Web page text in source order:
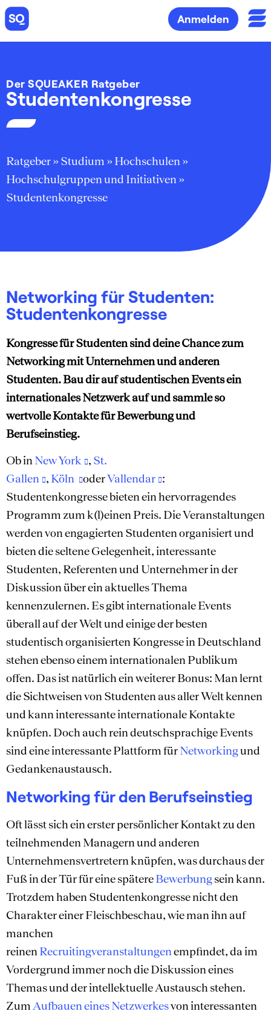
Anmelden
Der SQUEAKER Ratgeber
Studentenkongresse
Ratgeber»Studium »Hochschulen »
Hochschulgruppen und Initiativen »
Studentenkongresse
Networking für Studenten:
Studentenkongresse
Kongresse für Studenten sind deine Chance zum
Networking mit Unternehmen und anderen
Studenten. Bau dir auf studentischen Events ein
internationales Netzwerk auf und sammle so
wertvolle Kontakte für Bewerbung und
Berufseinstieg.
Ob in New York , St.
Gallen , Köln oderVallendar :
Studentenkongresse bieten ein hervorragendes
Programm zum k(l)einen Preis. Die Veranstaltungen
werden von engagierten Studenten organisiert und
bieten die seltene Gelegenheit, interessante
Studenten, Referenten und Unternehmer in der
Diskussion über ein aktuelles Thema
kennenzulernen. Es gibt internationale Events
überall auf der Welt und einige der besten
studentisch organisierten Kongresse in Deutschland
stehen ebenso einem internationalen Publikum
offen. Das ist natürlich ein weiterer Bonus: Man lernt
die Sichtweisen von Studenten aus aller Welt kennen
und kann interessante internationale Kontakte
knüpfen. Doch auch rein deutschsprachige Events
sind eine interessante Plattform fürNetworkingund
Gedankenaustausch.
Networking für den Berufseinstieg
Oft lässt sich ein erster persönlicher Kontakt zu den
teilnehmenden Managern und anderen
Unternehmensvertretern knüpfen, was durchaus der
Fuß in der Tür für eine spätereBewerbungsein kann.
Trotzdem haben Studentenkongresse nicht den
Charakter einer Fleischbeschau, wie man ihn auf
manchen
reinen Recruitingveranstaltungenempfindet, da im
Vordergrund immer noch die Diskussion eines
Themas und der intellektuelle Austausch stehen.
Zum Aufbauen eines Netzwerkesvon interessanten